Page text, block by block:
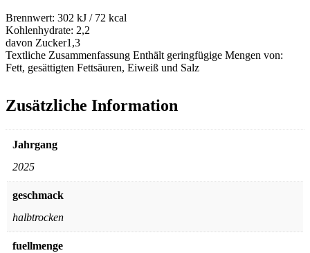
Brennwert: 302 kJ / 72 kcal
Kohlenhydrate: 2,2
davon Zucker1,3
Textliche Zusammenfassung Enthält geringfügige Mengen von:
Fett, gesättigten Fettsäuren, Eiweiß und Salz
Zusätzliche Information
Jahrgang
2025
geschmack
halbtrocken
fuellmenge